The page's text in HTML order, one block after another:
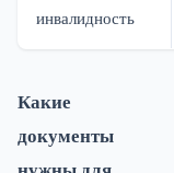
инвалидность
Какие
документы